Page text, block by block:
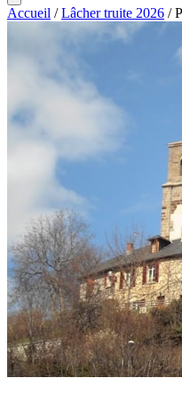
Accueil / Lâcher truite 2026 /